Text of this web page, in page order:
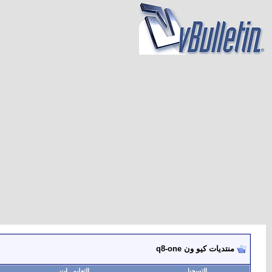
منتديات كيو ون q8-one